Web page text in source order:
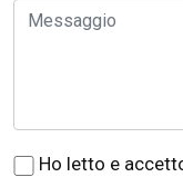
Ho letto e